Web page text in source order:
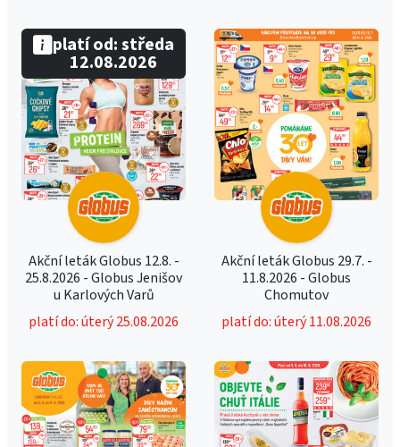
Akční leták Globus 12.8. -
25.8.2026 - Globus Jenišov
u Karlových Varů
platí do: úterý 25.08.2026
platí od: středa
12.08.2026
Akční leták Globus 29.7. -
11.8.2026 - Globus
Chomutov
platí do: úterý 11.08.2026